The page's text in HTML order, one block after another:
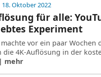
Oktober 2022
für alle:
Experiment
machte vor ein paar Wochen
die 4K-Auflösung in der
| mehr